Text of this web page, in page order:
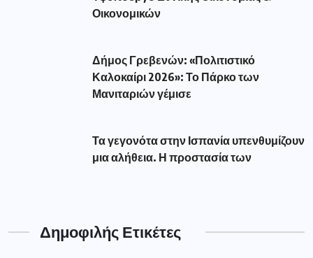
Οικονομικών
Δήμος Γρεβενών: «Πολιτιστικό
Καλοκαίρι 2026»: Το Πάρκο των
Μανιταριών γέμισε
Τα γεγονότα στην Ισπανία υπενθυμίζουν
μια αλήθεια. Η προστασία των
Δημοφιλής Ετικέτες